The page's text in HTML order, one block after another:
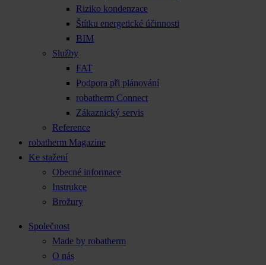
Riziko kondenzace
Štítku energetické účinnosti
BIM
Služby
FAT
Podpora při plánování
robatherm Connect
Zákaznický servis
Reference
robatherm Magazine
Ke stažení
Obecné informace
Instrukce
Brožury
Společnost
Made by robatherm
O nás